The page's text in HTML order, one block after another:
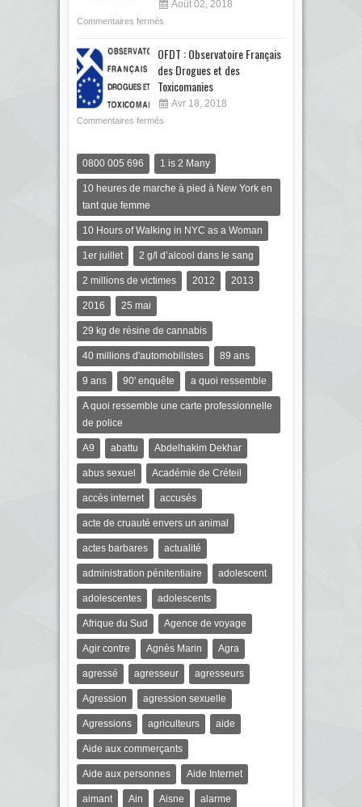
Août 02, 2018
Commentaires fermés
OFDT : Observatoire Français
des Drogues et des
Toxicomanies
Avr 18, 2018
Commentaires fermés
0800 005 696 1 is 2 Many
10 heures de marche à pied à New York en
tant que femme
10 Hours of Walking in NYC as a Woman
1er juillet 2 g/l d’alcool dans le sang
2 millions de victimes 2012 2013
2016 25 mai
29 kg de résine de cannabis
40 millions d'automobilistes 89 ans
9 ans 90' enquête a quoi ressemble
A quoi ressemble une carte professionnelle
de police
A9 abattu Abdelhakim Dekhar
abus sexuel Académie de Créteil
accès internet accusés
acte de cruauté envers un animal
actes barbares actualité
administration pénitentiaire adolescent
adolescentes adolescents
Afrique du Sud Agence de voyage
Agir contre Agnès Marin Agra
agressé agresseur agresseurs
Agression agression sexuelle
Agressions agriculteurs aide
Aide aux commerçants
Aide aux personnes Aide Internet
aimant Ain Aisne alarme